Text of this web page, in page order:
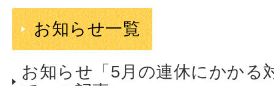
お知らせ一覧
お知らせ「5月の連休にかかる